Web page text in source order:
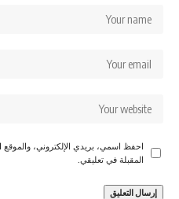
احفظ اسمي، بريدي الإلكتروني، والموقع
المقبلة في تعليقي.